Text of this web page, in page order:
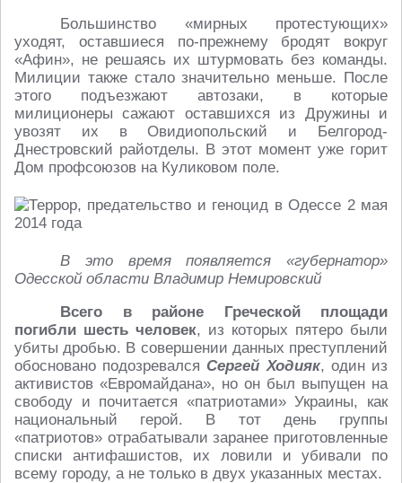
Большинство «мирных протестующих»
уходят, оставшиеся по-прежнему бродят вокруг
«Афин», не решаясь их штурмовать без команды.
Милиции также стало значительно меньше. После
этого подъезжают автозаки, в которые
милиционеры сажают оставшихся из Дружины и
увозят их в Овидиопольский и Белгород-
Днестровский райотделы. В этот момент уже горит
Дом профсоюзов на Куликовом поле.
В это время появляется «губернатор»
Одесской области Владимир Немировский
Всего в районе Греческой площади
погибли шесть человек, из которых пятеро были
убиты дробью. В совершении данных преступлений
обосновано подозревался Сергей Ходияк, один из
активистов «Евромайдана», но он был выпущен на
свободу и почитается «патриотами» Украины, как
национальный герой. В тот день группы
«патриотов» отрабатывали заранее приготовленные
списки антифашистов, их ловили и убивали по
всему городу, а не только в двух указанных местах.